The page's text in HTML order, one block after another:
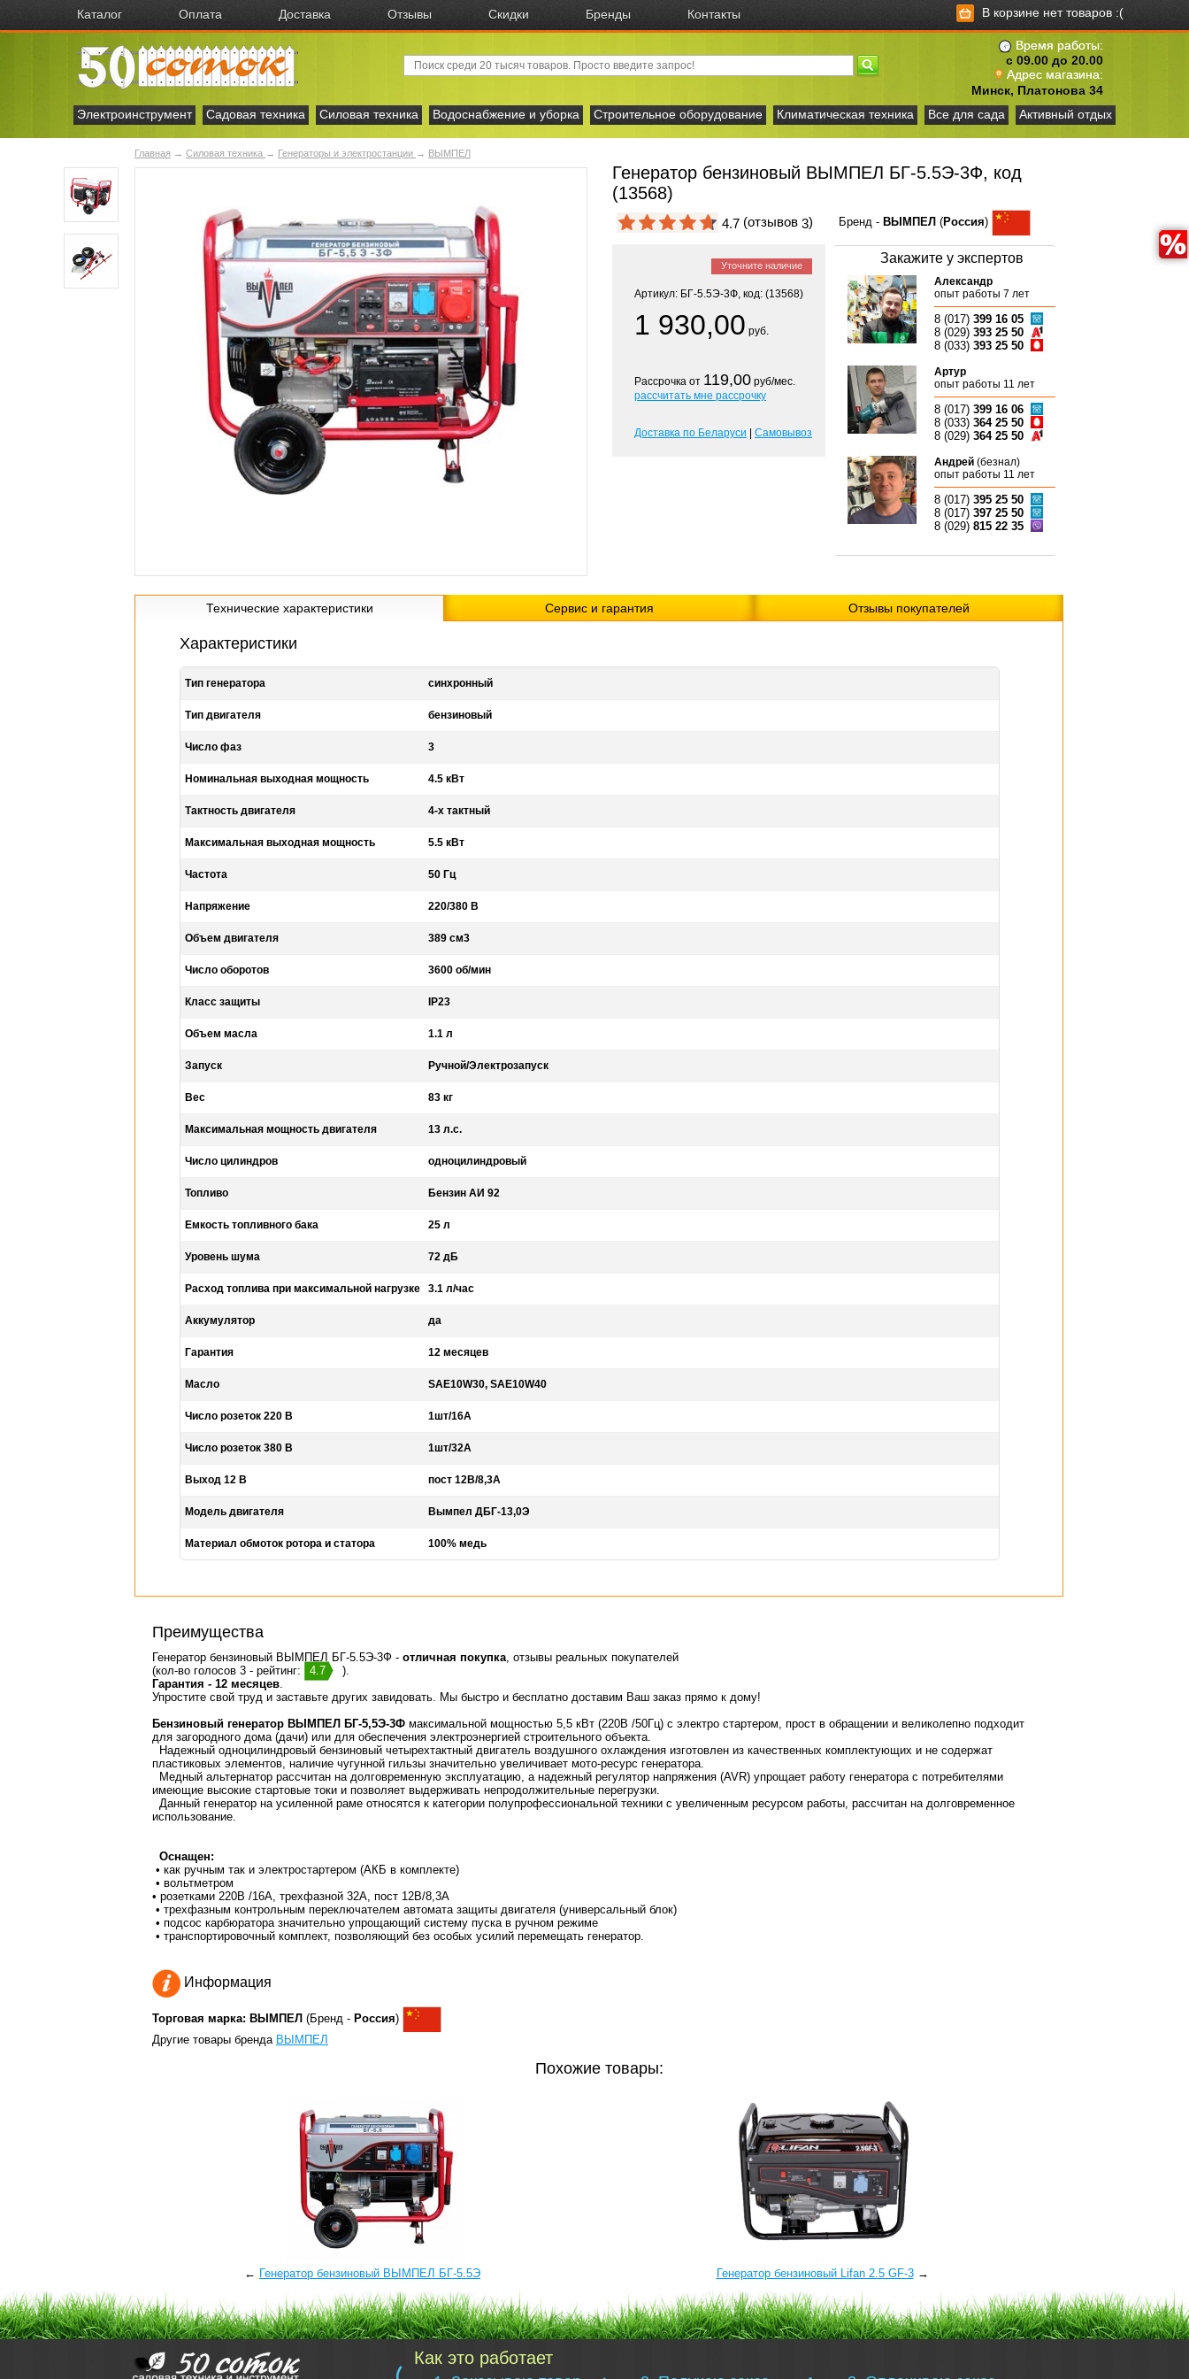
Каталог Оплата Доставка Отзывы Скидки Бренды Контакты В корзине нет товаров :(
Время работы:
с 09.00 до 20.00
Адрес магазина:
Минск, Платонова 34
Электроинструмент
Садовая техника Силовая техника Водоснабжение и уборка Строительное оборудование Климатическая техника Все для сада Активный отдых
Главная → Силовая техника → Генераторы и электростанции → ВЫМПЕЛ
Генератор бензиновый ВЫМПЕЛ БГ-5.5Э-3Ф, код
(13568)
4.7 (отзывов 3)
Уточните наличие
Артикул: БГ-5.5Э-3Ф, код: (13568)
1 930,00 руб.
Рассрочка от 119,00 руб/мес.
рассчитать мне рассрочку
Доставка по Беларуси Самовывоз
Бренд - ВЫМПЕЛ (Россия)
Закажите у экспертов
Александр
опыт работы 7 лет
8 (017) 399 16 05
8 (029) 393 25 50
8 (033) 393 25 50
Артур
опыт работы 11 лет
8 (017) 399 16 06
8 (033) 364 25 50
8 (029) 364 25 50
Андрей (безнал)
опыт работы 11 лет
8 (017) 395 25 50
8 (017) 397 25 50
8 (029) 815 22 35
Технические характеристики Сервис и гарантия Отзывы покупателей
Характеристики
Тип генератора синхронный
Тип двигателя бензиновый
Число фаз 3
Номинальная выходная мощность 4.5 кВт
Тактность двигателя 4-х тактный
Максимальная выходная мощность 5.5 кВт
Частота 50 Гц
Напряжение 220/380 В
Объем двигателя 389 см3
Число оборотов 3600 об/мин
Класс защиты IP23
Объем масла 1.1 л
Запуск Ручной/Электрозапуск
Вес 83 кг
Максимальная мощность двигателя 13 л.с.
Число цилиндров одноцилиндровый
Топливо Бензин АИ 92
Емкость топливного бака 25 л
Уровень шума 72 дБ
Расход топлива при максимальной нагрузке 3.1 л/час
Аккумулятор да
Гарантия 12 месяцев
Масло SAE10W30, SAE10W40
Число розеток 220 В 1шт/16А
Число розеток 380 В 1шт/32А
Выход 12 В пост 12В/8,3А
Модель двигателя Вымпел ДБГ-13,0Э
Материал обмоток ротора и статора 100% медь
Преимущества
Генератор бензиновый ВЫМПЕЛ БГ-5.5Э-3Ф - отличная покупка, отзывы реальных покупателей
(кол-во голосов 3 - рейтинг:
4.7
).
Гарантия - 12 месяцев.
Упростите свой труд и заставьте других завидовать. Мы быстро и бесплатно доставим Ваш заказ прямо к дому!
Бензиновый генератор ВЫМПЕЛ БГ-5,5Э-3Ф максимальной мощностью 5,5 кВт (220В /50Гц) с электро стартером, прост в обращении и великолепно подходит
для загородного дома (дачи) или для обеспечения электроэнергией строительного объекта.
Надежный одноцилиндровый бензиновый четырехтактный двигатель воздушного охлаждения изготовлен из качественных комплектующих и не содержат
пластиковых элементов, наличие чугунной гильзы значительно увеличивает мото-ресурс генератора.
Медный альтернатор рассчитан на долговременную эксплуатацию, а надежный регулятор напряжения (AVR) упрощает работу генератора с потребителями
имеющие высокие стартовые токи и позволяет выдерживать непродолжительные перегрузки.
Данный генератор на усиленной раме относятся к категории полупрофессиональной техники с увеличенным ресурсом работы, рассчитан на долговременное
использование.
Оснащен:
• как ручным так и электростартером (АКБ в комплекте)
• вольтметром
• розетками 220В /16А, трехфазной 32А, пост 12В/8,3А
• трехфазным контрольным переключателем автомата защиты двигателя (универсальный блок)
• подсос карбюратора значительно упрощающий систему пуска в ручном режиме
• транспортировочный комплект, позволяющий без особых усилий перемещать генератор.
Информация
Торговая марка: ВЫМПЕЛ (Бренд - Россия)
Другие товары бренда ВЫМПЕЛ
Похожие товары:
← Генератор бензиновый ВЫМПЕЛ БГ-5.5Э Генератор бензиновый Lifan 2.5 GF-3→
Как это работает